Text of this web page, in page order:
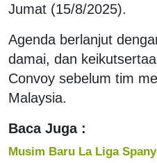
Jumat (15/8/2025).
Agenda berlanjut
damai, dan
Convoy sebelum tim
Malaysia.
Baca Juga :
Musim Baru La Liga